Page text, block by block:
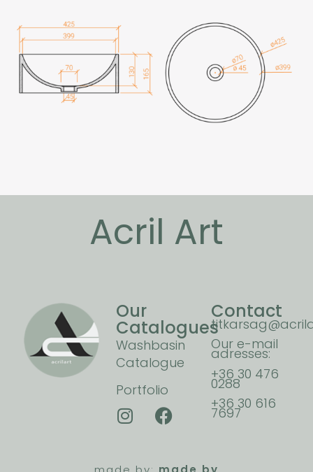
Acril Art
Our
Catalogues
Washbasin
Catalogue
Portfolio
Contact
Our e-mail
adresses:
+36 30 476
0288
+36 30 616
7697